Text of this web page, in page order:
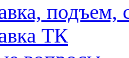
подъем,
ТК